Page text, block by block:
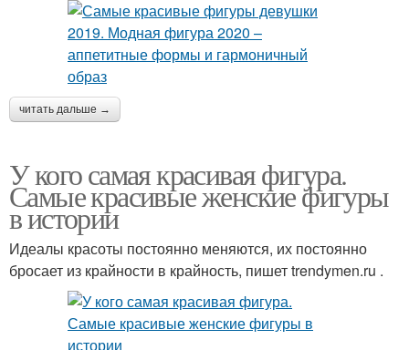
читать дальше →
У кого самая красивая фигура.
Самые красивые женские фигуры
в истории
Идеалы красоты постоянно меняются, их постоянно
бросает из крайности в крайность, пишет trendymen.ru .